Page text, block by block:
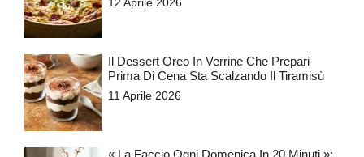
Il Dessert Oreo In Verrine Che Prepari
Prima Di Cena Sta Scalzando Il Tiramisù
11 Aprile 2026
« La Faccio Ogni Domenica In 20 Minuti »: